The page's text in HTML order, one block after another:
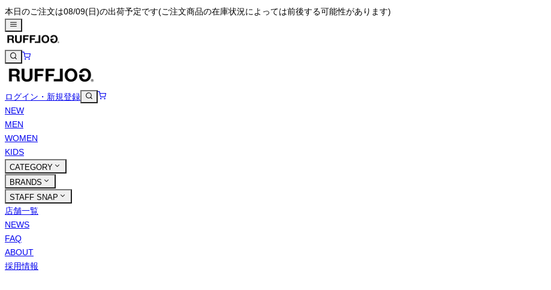
本日のご注文は08/09(日)の出荷予定です(ご注文商品の在庫状況によっては前後する可能性があります)
ログイン・新規登録
NEW
MEN
WOMEN
KIDS
CATEGORY
BRANDS
STAFF SNAP
店舗一覧
NEWS
FAQ
ABOUT
採用情報